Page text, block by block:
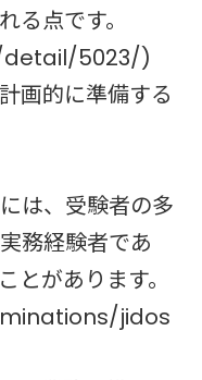
る点です。
5023/)
画的に準備する
は、受験者の多
務経験者であ
とがあります。
jidos